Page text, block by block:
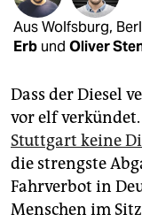
fragen & hilfe
unterstützen
genossenschaft
epaper login
Aus Wolfsburg,
Erb und Oliver
Dass der Diesel
vor elf verkündet.
Stuttgart keine
die strengste
Fahrverbot in
Menschen im